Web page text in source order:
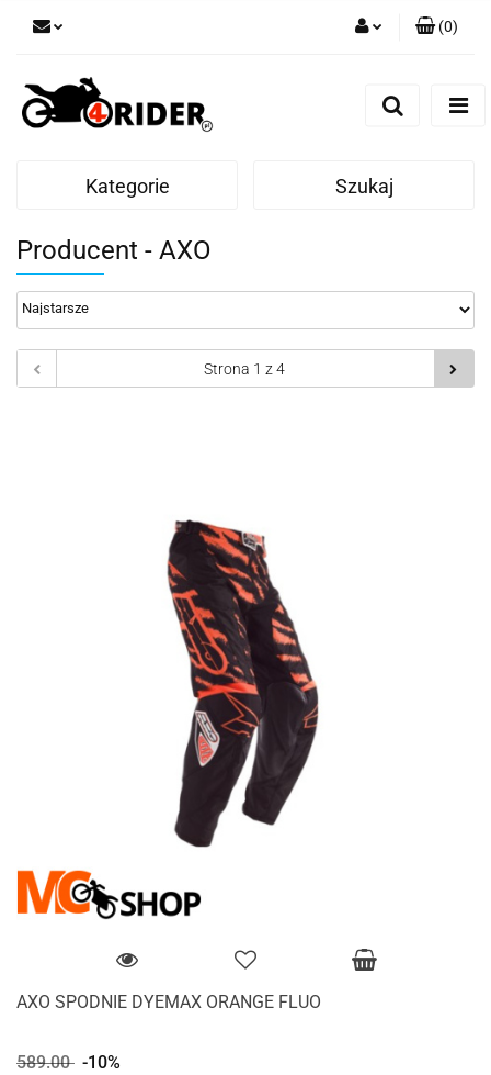
(0)
Kategorie Szukaj
Producent - AXO
AXO SPODNIE DYEMAX ORANGE FLUO
589.00 -10%